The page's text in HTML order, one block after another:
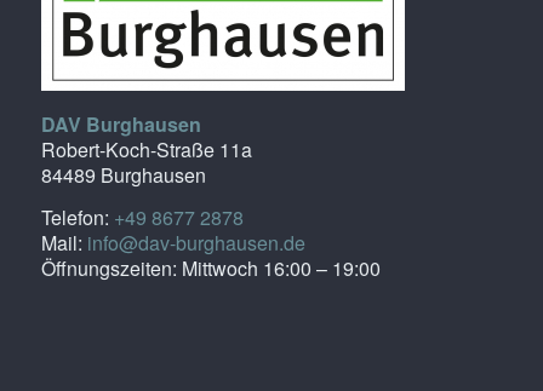
DAV Burghausen
Robert-Koch-Straße 11a
84489 Burghausen
Telefon: +49 8677 2878
Mail: info@dav-burghausen.de
Öffnungszeiten: Mittwoch 16:00 – 19:00